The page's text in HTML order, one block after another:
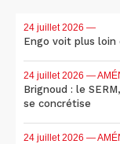
24 juillet 2026 —
Engo voit plus loin
24 juillet 2026 —
Brignoud : le
se concrétise
24 juillet 2026 —